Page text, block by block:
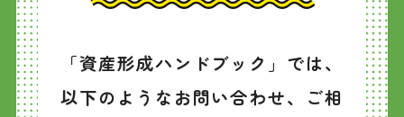
「資産形成ハンドブック」では、
以下のようなお問い合わせ、ご相